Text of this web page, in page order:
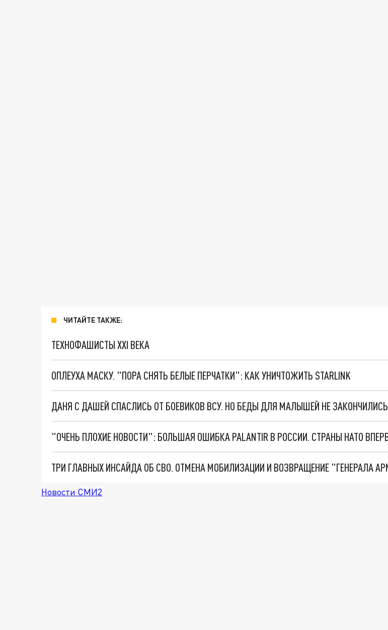
ЧИТАЙТЕ ТАКЖЕ:
ТЕХНОФАШИСТЫ XXI ВЕКА
ОПЛЕУХА МАСКУ. "ПОРА СНЯТЬ БЕЛЫЕ ПЕРЧАТКИ": КАК УНИЧТОЖИТЬ STARLINK
ДАНЯ С ДАШЕЙ СПАСЛИСЬ ОТ БОЕВИКОВ ВСУ. НО БЕДЫ ДЛЯ МАЛЫШЕЙ НЕ ЗАКОНЧИЛИСЬ
Новости СМИ2